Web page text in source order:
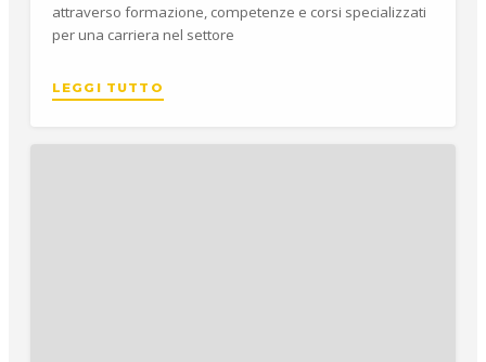
attraverso formazione, competenze e corsi specializzati
per una carriera nel settore
LEGGI TUTTO